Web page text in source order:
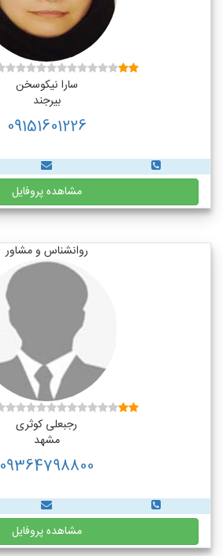
سارا نیکوسخن
بیرجند
09151601226
مشاهده پروفایل
روانشناس و مشاور
رجبعلی کوثری
مشهد
09364798800
مشاهده پروفایل